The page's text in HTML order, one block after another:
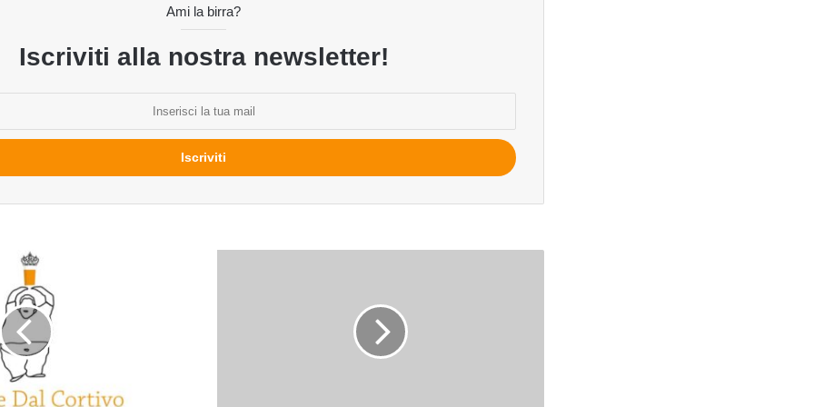
Ami la birra?
Iscriviti alla nostra newsletter!